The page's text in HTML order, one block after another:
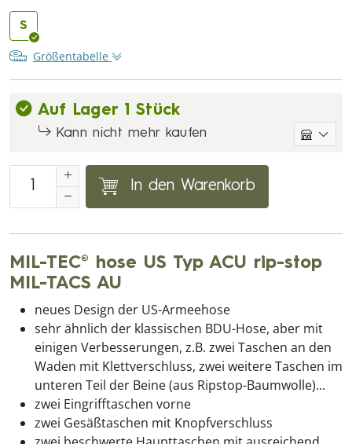
S
Größentabelle
Auf Lager 1 Stück
Kann nicht mehr kaufen
In den Warenkorb
MIL-TEC® hose US Typ ACU rip-stop
MIL-TACS AU
neues Design der US-Armeehose
sehr ähnlich der klassischen BDU-Hose, aber mit
einigen Verbesserungen, z.B. zwei Taschen an den
Waden mit Klettverschluss, zwei weitere Taschen im
unteren Teil der Beine (aus Ripstop-Baumwolle)...
zwei Eingrifftaschen vorne
zwei Gesäßtaschen mit Knopfverschluss